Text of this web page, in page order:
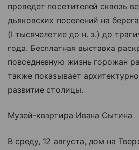
проведет посетителей сквозь
дьяковских поселений на
(I тысячелетие до н. э.) до
года. Бесплатная выставка
повседневную жизнь горожан
также показывает
развитие столицы.
Музей-квартира Ивана Сытина
В среду, 12 августа, дом на